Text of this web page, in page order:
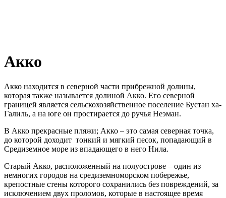
Акко
Акко находится в северной части прибрежной долины,
которая также называется долиной Акко. Его северной
границей является сельскохозяйственное поселение Бустан ха-
Галиль, а на юге он простирается до ручья Неэман.
В Акко прекрасные пляжи; Акко – это самая северная точка,
до которой доходит тонкий и мягкий песок, попадающий в
Средиземное море из впадающего в него Нила.
Старый Акко, расположенный на полуострове – один из
немногих городов на средиземноморском побережье,
крепостные стены которого сохранились без повреждений, за
исключением двух проломов, которые в настоящее время